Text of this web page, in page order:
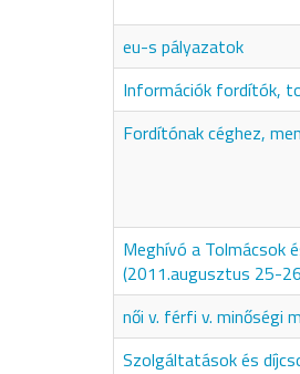
eu-s pályazatok
Információk fordítók,
Fordítónak céghez,
Meghívó a Tolmácsok
(2011.augusztus 25-
női v. férfi v. minőségi
Szolgáltatások és